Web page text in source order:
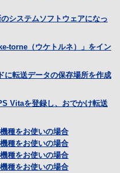
システムソフトウェアになっ
torne（ウケトルネ）」をイン
に転送データの保存場所を作成
Vitaを登録し、おでかけ転送
種をお使いの場合
種をお使いの場合
種をお使いの場合
種をお使いの場合